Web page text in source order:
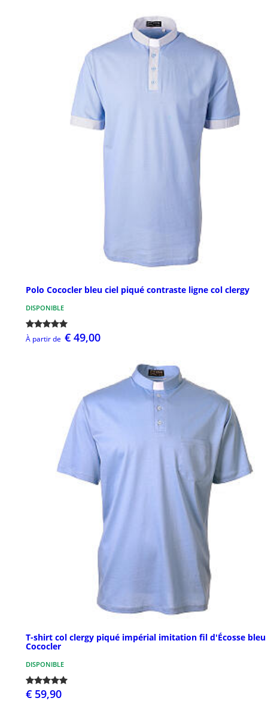
Polo Cococler bleu ciel piqué contraste ligne col clergy
DISPONIBLE
À partir de € 49,00
T-shirt col clergy piqué impérial imitation fil d'Écosse bleu
Cococler
DISPONIBLE
€ 59,90